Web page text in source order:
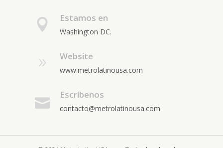
Estamos en
Washington DC.
Website
www.metrolatinousa.com
Escríbenos
contacto@metrolatinousa.com